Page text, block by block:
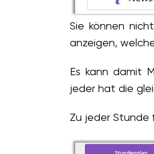
Sie können
anzeigen,
Es kann damit
jeder hat die
Zu jeder Stunde